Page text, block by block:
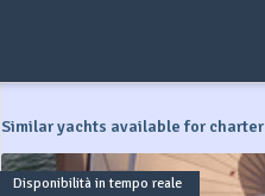
Similar yachts available for charter
Disponibilità in tempo reale